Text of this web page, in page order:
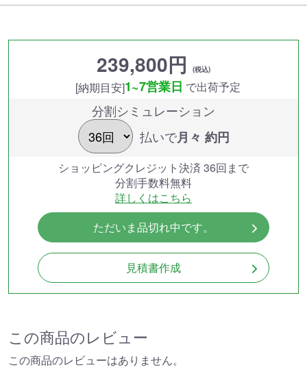
239,800円 (税込)
[納期目安]1~7営業日 で出荷予定
分割シミュレーション
払いで月々 約円
ショッピングクレジット決済 36回まで
分割手数料無料
詳しくはこちら
ただいま品切れ中です。
見積書作成
この商品のレビュー
この商品のレビューはありません。